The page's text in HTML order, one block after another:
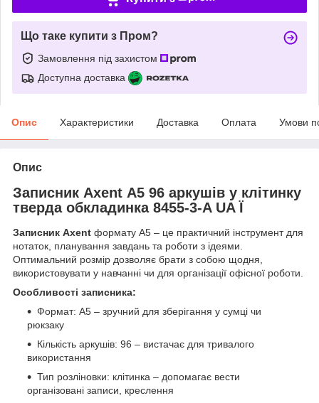
Що таке купити з Пром?
Замовлення під захистом
Доступна доставка
Опис Характеристики Доставка Оплата Умови
Опис
Записник Axent А5 96 аркушів у клітинку
тверда обкладинка 8455-3-A UA Ї
Записник Axent формату А5 – це практичний інструмент для
нотаток, планування завдань та роботи з ідеями.
Оптимальний розмір дозволяє брати з собою щодня,
використовувати у навчанні чи для організації офісної роботи.
Особливості записника:
Формат: А5 – зручний для зберігання у сумці чи
рюкзаку
Кількість аркушів: 96 – вистачає для тривалого
використання
Тип розліновки: клітинка – допомагає вести
організовані записи, креслення